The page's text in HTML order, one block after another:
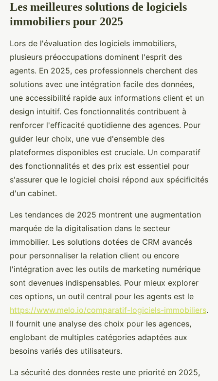
Les meilleures solutions de logiciels
immobiliers pour 2025
Lors de l'évaluation des logiciels immobiliers,
plusieurs préoccupations dominent l'esprit des
agents. En 2025, ces professionnels cherchent des
solutions avec une intégration facile des données,
une accessibilité rapide aux informations client et un
design intuitif. Ces fonctionnalités contribuent à
renforcer l'efficacité quotidienne des agences. Pour
guider leur choix, une vue d'ensemble des
plateformes disponibles est cruciale. Un comparatif
des fonctionnalités et des prix est essentiel pour
s'assurer que le logiciel choisi répond aux spécificités
d'un cabinet.
Les tendances de 2025 montrent une augmentation
marquée de la digitalisation dans le secteur
immobilier. Les solutions dotées de CRM avancés
pour personnaliser la relation client ou encore
l'intégration avec les outils de marketing numérique
sont devenues indispensables. Pour mieux explorer
ces options, un outil central pour les agents est le
https://www.melo.io/comparatif-logiciels-immobiliers.
Il fournit une analyse des choix pour les agences,
englobant de multiples catégories adaptées aux
besoins variés des utilisateurs.
La sécurité des données reste une priorité en 2025,